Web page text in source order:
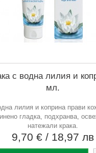
с водна лилия и
мл.
лилия и коприна прави
гладка, подхранва,
натежали крака.
9,70 € / 18,97 лв